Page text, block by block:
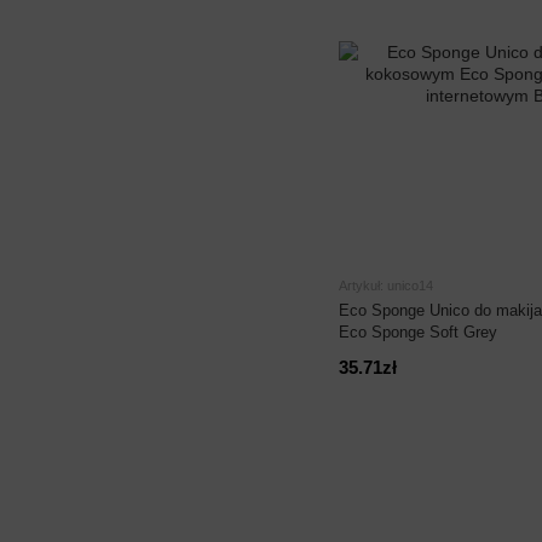
Artykuł: unico14
Eco Sponge Unico do
Eco Sponge Soft Grey
35.71zł